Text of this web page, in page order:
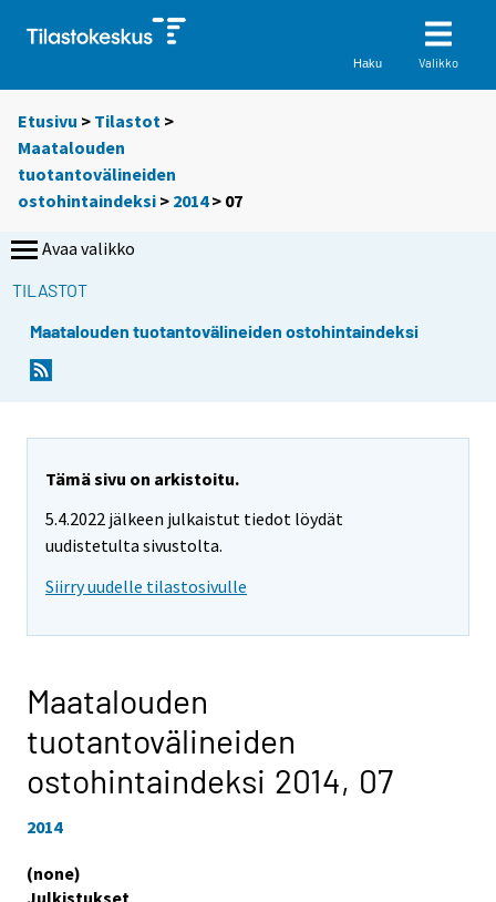
Haku Valikko
Etusivu > Tilastot >
Maatalouden
tuotantovälineiden
ostohintaindeksi > 2014> 07
Avaa valikko
TILASTOT
Maatalouden tuotantovälineiden ostohintaindeksi
Tämä sivu on arkistoitu.
5.4.2022 jälkeen julkaistut tiedot löydät
uudistetulta sivustolta.
Siirry uudelle tilastosivulle
Maatalouden
tuotantovälineiden
ostohintaindeksi 2014, 07
2014
(none)
Julkistukset